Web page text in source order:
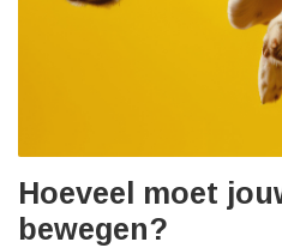
Hoeveel moet
bewegen?